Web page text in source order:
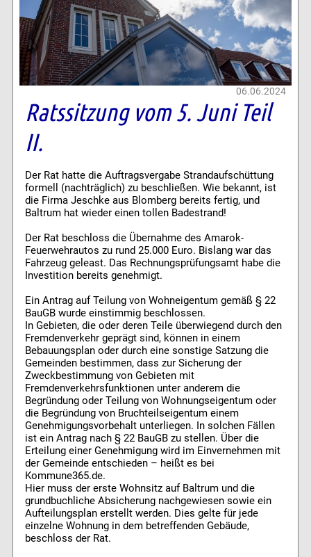
06.06.2024
Ratssitzung vom 5. Juni Teil
II.
Der Rat hatte die Auftragsvergabe Strandaufschüttung
formell (nachträglich) zu beschließen. Wie bekannt, ist
die Firma Jeschke aus Blomberg bereits fertig, und
Baltrum hat wieder einen tollen Badestrand!
Der Rat beschloss die Übernahme des Amarok-
Feuerwehrautos zu rund 25.000 Euro. Bislang war das
Fahrzeug geleast. Das Rechnungsprüfungsamt habe die
Investition bereits genehmigt.
Ein Antrag auf Teilung von Wohneigentum gemäß § 22
BauGB wurde einstimmig beschlossen.
In Gebieten, die oder deren Teile überwiegend durch den
Fremdenverkehr geprägt sind, können in einem
Bebauungsplan oder durch eine sonstige Satzung die
Gemeinden bestimmen, dass zur Sicherung der
Zweckbestimmung von Gebieten mit
Fremdenverkehrsfunktionen unter anderem die
Begründung oder Teilung von Wohnungseigentum oder
die Begründung von Bruchteilseigentum einem
Genehmigungsvorbehalt unterliegen. In solchen Fällen
ist ein Antrag nach § 22 BauGB zu stellen. Über die
Erteilung einer Genehmigung wird im Einvernehmen mit
der Gemeinde entschieden – heißt es bei
Kommune365.de.
Hier muss der erste Wohnsitz auf Baltrum und die
grundbuchliche Absicherung nachgewiesen sowie ein
Aufteilungsplan erstellt werden. Dies gelte für jede
einzelne Wohnung in dem betreffenden Gebäude,
beschloss der Rat.